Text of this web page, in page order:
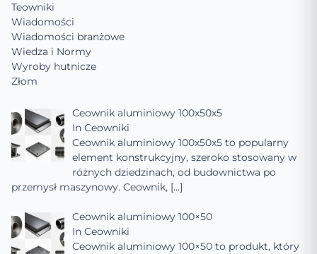
Teowniki
Wiadomości
Wiadomości branżowe
Wiedza i Normy
Wyroby hutnicze
Złom
Ceownik aluminiowy 100x50x5
In Ceowniki
Ceownik aluminiowy 100x50x5 to popularny
element konstrukcyjny, szeroko stosowany w
różnych dziedzinach, od budownictwa po
przemysł maszynowy. Ceownik, […]
Ceownik aluminiowy 100×50
In Ceowniki
Ceownik aluminiowy 100×50 to produkt, który